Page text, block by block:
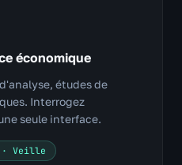
économique
études de
Interrogez
seule interface.
Veille